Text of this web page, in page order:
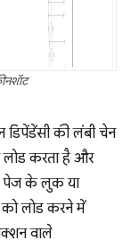
की लंबी चेन
लोड करता है और
पेज के लुक या
लोड करने में
वाले